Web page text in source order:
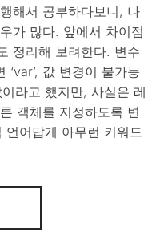
해서 공부하다보니, 나
가 많다. 앞에서 차이점
정리해 보려한다. 변수
값 변경이 불가능
라고 했지만, 사실은 레
객체를 지정하도록 변
어답게 아무런 키워드